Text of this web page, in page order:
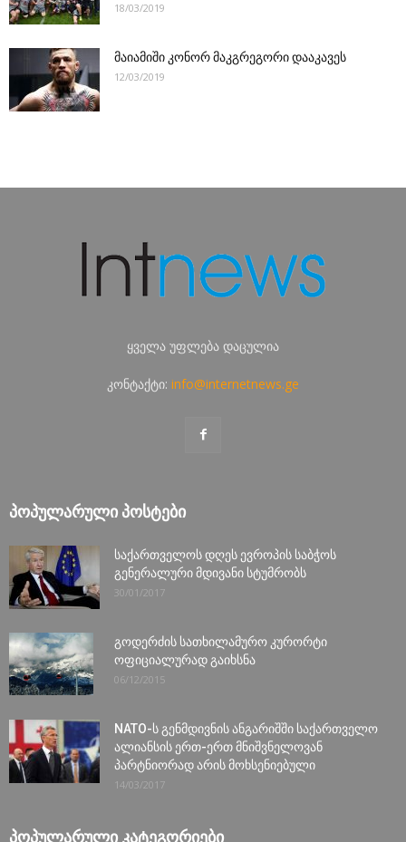
18/03/2019
მაიამიში კონორ მაკგრეგორი დააკავეს
12/03/2019
ყველა უფლება დაცულია
კონტაქტი: info@internetnews.ge
ᲞᲝᲞᲣᲚᲐᲠᲣᲚᲘ ᲞᲝᲡᲢᲔᲑᲘ
საქართველოს დღეს ევროპის საბჭოს
გენერალური მდივანი სტუმრობს
30/01/2017
გოდერძის სათხილამურო კურორტი
ოფიციალურად გაიხსნა
06/12/2015
NATO-ს გენმდივნის ანგარიშში საქართველო
ალიანსის ერთ-ერთ მნიშვნელოვან
პარტნიორად არის მოხსენიებული
14/03/2017
ᲞᲝᲞᲣᲚᲐᲠᲣᲚᲘ ᲙᲐᲢᲔᲒᲝᲠᲘᲔᲑᲘ